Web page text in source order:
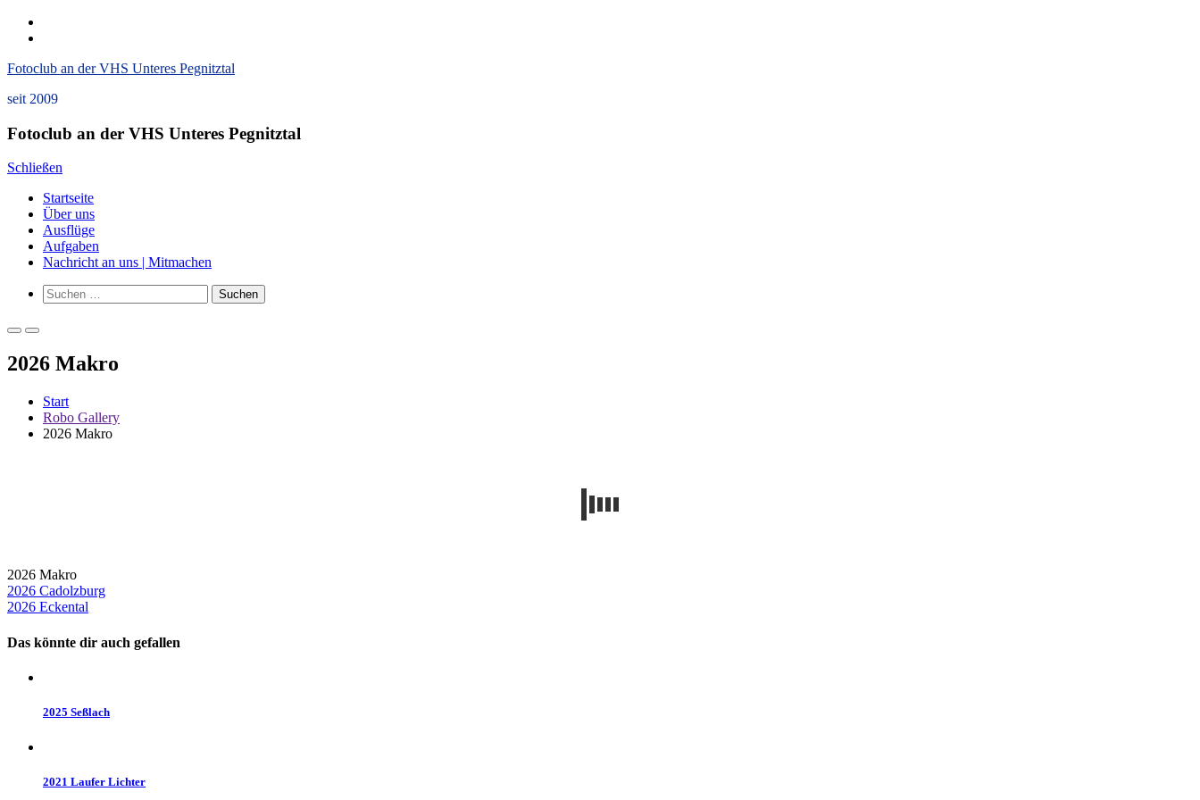
Zum
Inhalt
Impressum
Fotoclub an der VHS Unteres Pegnitztal
seit 2009
Fotoclub an der VHS Unteres Pegnitztal
Schließen
Startseite
Über uns
Ausflüge
Aufgaben
Nachricht an uns | Mitmachen
Such-
Formular
Suchen
nach:
Primäres
für
Primäres
für
2026 Makro
Start
Robo Gallery
2026 Makro
2026 Makro
Beitragsnavigation
2026 Cadolzburg
2026 Eckental
Das könnte dir auch gefallen
2025 Seßlach
2021 Laufer Lichter